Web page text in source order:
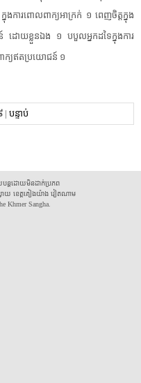
ការ​ពោល​ពាក្យ​អាក្រក់​ ​១​ ​ពេញចិត្ត​ក្នុង​
ដោយខ្លួនឯង​ ​១​ ​បបួល​អ្នកដទៃ​ក្នុង​ការ​
ក្យ​ឥតប្រយោជន៍​ ​១​
| បន្ទាប់
បន្តដោយមិនដាក់ប្រភព
ខេត្តគៀងយ៉ាង វៀតណាម
Khmer Sangha.